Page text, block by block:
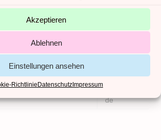
Akzeptieren
Ablehnen
Einstellungen ansehen
RichtlinieDatenschutzImpressum
de